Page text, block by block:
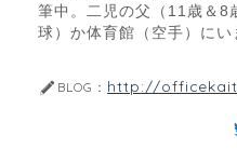
筆中。二児の父（11歳＆8
球）か体育館（空手）にい
BLOG： http://